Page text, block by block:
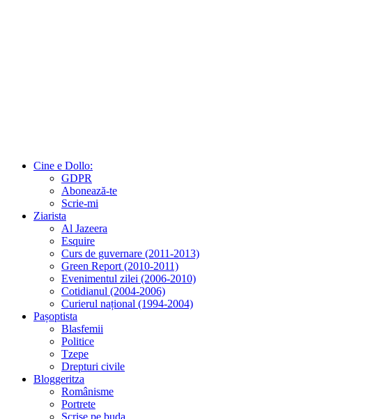
Cine e Dollo:
GDPR
Abonează-te
Scrie-mi
Ziarista
Al Jazeera
Esquire
Curs de guvernare (2011-2013)
Green Report (2010-2011)
Evenimentul zilei (2006-2010)
Cotidianul (2004-2006)
Curierul național (1994-2004)
Pașoptista
Blasfemii
Politice
Tzepe
Drepturi civile
Bloggeritza
Românisme
Portrete
Scrise pe buda